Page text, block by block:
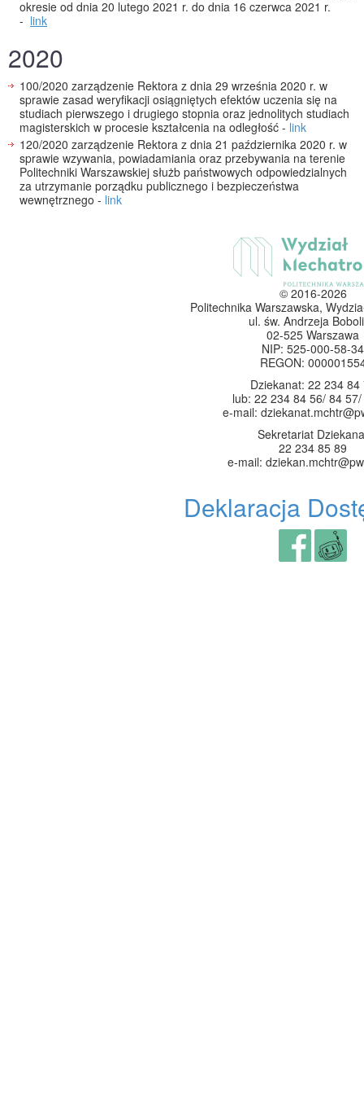
okresie od dnia 20 lutego 2021 r. do dnia 16 czerwca 2021 r.
- link
2020
100/2020 zarządzenie Rektora z dnia 29 września 2020 r. w
sprawie zasad weryfikacji osiągniętych efektów uczenia się na
studiach pierwszego i drugiego stopnia oraz jednolitych studiach
magisterskich w procesie kształcenia na odległość - link
120/2020 zarządzenie Rektora z dnia 21 października 2020 r. w
sprawie wzywania, powiadamiania oraz przebywania na terenie
Politechniki Warszawskiej służb państwowych odpowiedzialnych
za utrzymanie porządku publicznego i bezpieczeństwa
wewnętrznego - link
© 2016-2026
Politechnika Warszawska,
ul. św. Andrzeja
02-525 Warszawa
NIP: 525-000-58-34
REGON:
Dziekanat: 22 234 84
lub: 22 234 84 56/ 84
e-mail:
Sekretariat
22 234 85 89
e-mail:
Deklaracja